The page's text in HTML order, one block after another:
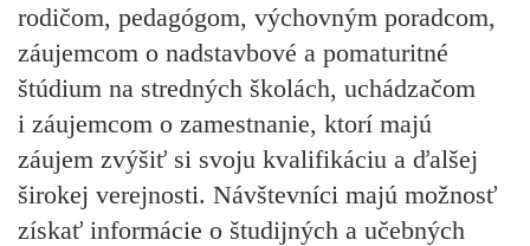
rodičom, pedagógom, výchovným poradcom,
záujemcom o nadstavbové a pomaturitné
štúdium na stredných školách, uchádzačom
i záujemcom o zamestnanie, ktorí majú
záujem zvýšiť si svoju kvalifikáciu a ďalšej
širokej verejnosti. Návštevníci majú možnosť
získať informácie o študijných a učebných